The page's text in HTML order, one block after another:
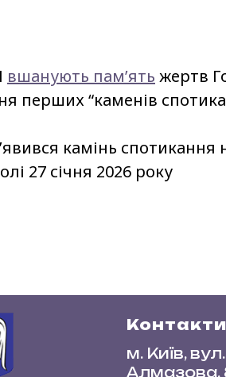
вшанують пам’ять жертв
перших “каменів
камінь
27 січня 2026 року
м. Київ,
Алмазова,